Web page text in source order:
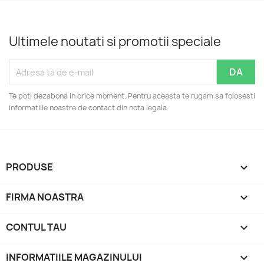
Ultimele noutati si promotii speciale
Te poti dezabona in orice moment. Pentru aceasta te rugam sa folosesti
informatiile noastre de contact din nota legala.
PRODUSE 
FIRMA NOASTRA 
CONTUL TAU 
INFORMATIILE MAGAZINULUI keyboard_arrow_down